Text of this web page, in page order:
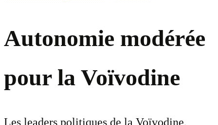
Autonomie modérée
pour la Voïvodine
Les leaders politiques de la Voïvodine,